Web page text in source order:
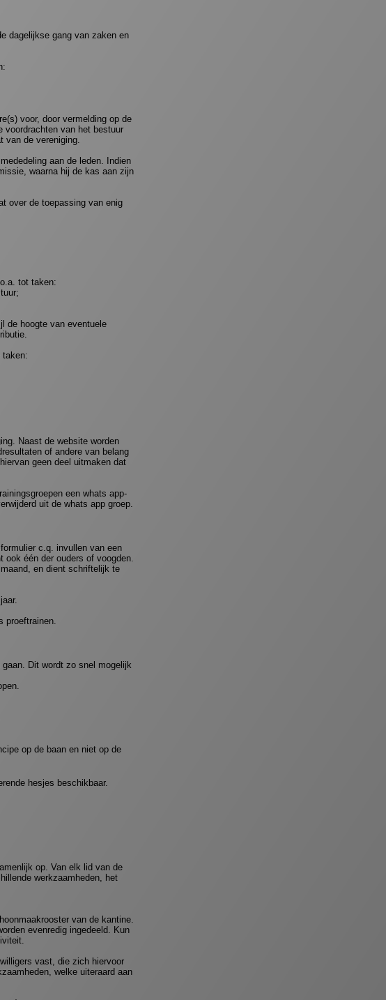
dagelijkse gang van zaken en
voor, door vermelding op de
voordrachten van het bestuur
van de vereniging.
aan de leden. Indien
waarna hij de kas aan zijn
over de toepassing van enig
tot taken:
de hoogte van eventuele
taken:
Naast de website worden
of andere van belang
geen deel uitmaken dat
een whats app-
uit de whats app groep.
c.q. invullen van een
ook één der ouders of voogden.
en dient schriftelijk te
proeftrainen.
Dit wordt zo snel mogelijk
op de baan en niet op de
hesjes beschikbaar.
op. Van elk lid van de
werkzaamheden, het
van de kantine.
evenredig ingedeeld. Kun
vast, die zich hiervoor
welke uiteraard aan